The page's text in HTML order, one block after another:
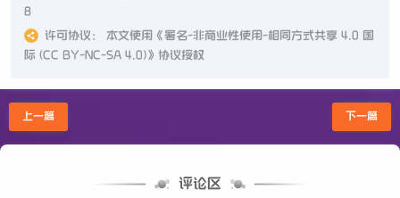
8
许可协议：
本文使用《署名-非商业性使用-相同方式共享 4.0 国
际 (CC BY-NC-SA 4.0)》协议授权
上一篇 下一篇
评论区